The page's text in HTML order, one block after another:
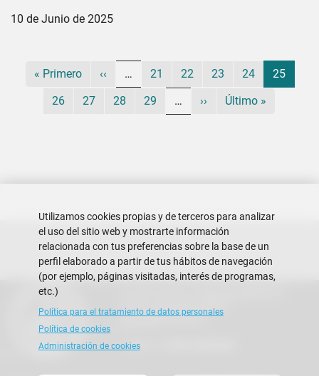
10 de Junio de 2025
Primera página
« Primero Página anterior
‹‹ … Página
21 Página
22 Página
23 Página
24 Página
25
Página
26 Página
27 Página
28 Página
29 … Siguiente página
›› Última página
Último »
Utilizamos cookies propias y de terceros para analizar
el uso del sitio web y mostrarte información
relacionada con tus preferencias sobre la base de un
perfil elaborado a partir de tus hábitos de navegación
(por ejemplo, páginas visitadas, interés de programas,
etc.)
Política para el tratamiento de datos personales
Política de cookies
Administración de cookies
Campus Gustavo Galindo
Guayaquil - Ecuador
Teléfono: